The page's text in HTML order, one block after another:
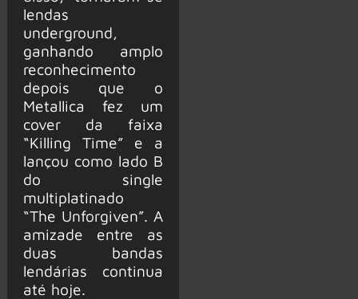
lendas
underground,
ganhando amplo
reconhecimento
depois que o
Metallica fez um
cover da faixa
“Killing Time” e a
lançou como lado B
do single
multiplatinado
“The Unforgiven”. A
amizade entre as
duas bandas
lendárias continua
até hoje.